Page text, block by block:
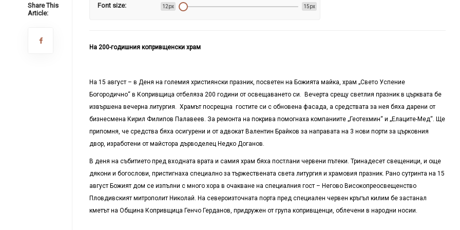
Share This
Article:
Font size: 12px 15px
На 200-годишния копривщенски храм
На 15 август – в Деня на големия християнски празник, посветен на Божията майка, храм „Свето Успение
Богородично“ в Копривщица отбеляза 200 години от освещаването си. Вечерта срещу светлия празник в църквата бе
извършена вечерна литургия. Храмът посрещна гостите си с обновена фасада, а средствата за нея бяха дарени от
бизнесмена Кирил Филипов Палавеев. За ремонта на покрива помогнаха компаниите „Геотехмин“ и „Елаците-Мед“. Ще
припомня, че средства бяха осигурени и от адвокат Валентин Брайков за направата на 3 нови порти за църковния
двор, изработени от майстора дърводелец Недко Доганов.
В деня на събитието пред входната врата и самия храм бяха постлани червени пътеки. Тринадесет свещеници, и още
дякони и богослови, пристигнаха специално за тържествената света литургия и храмовия празник. Рано сутринта на 15
август Божият дом се изпълни с много хора в очакване на специалния гост – Негово Високопреосвещенство
Пловдивският митрополит Николай. На североизточната порта пред специален червен кръгъл килим бе застанал
кметът на Община Копривщица Генчо Герданов, придружен от група копривщенци, облечени в народни носии.